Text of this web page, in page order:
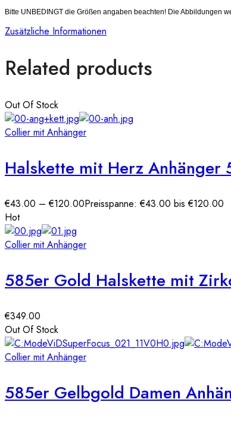
Bitte UNBEDINGT die Größen angaben beachten! Die Abbildungen
Zusätzliche Informationen
Related products
Out Of Stock
Collier mit Anhänger
Halskette mit Herz Anhänger
€43.00 –€120.00Preisspanne: €43.00 bis €120.00
Hot
Collier mit Anhänger
585er Gold Halskette mit
€349.00
Out Of Stock
Collier mit Anhänger
585er Gelbgold Damen